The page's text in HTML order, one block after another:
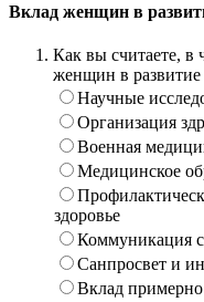
Вклад женщин в
Как вы считаете, в
женщин в
Научные
Организация
Военная
Медицинское
здоровье
Коммуникация
Санпросвет и
Вклад примерно